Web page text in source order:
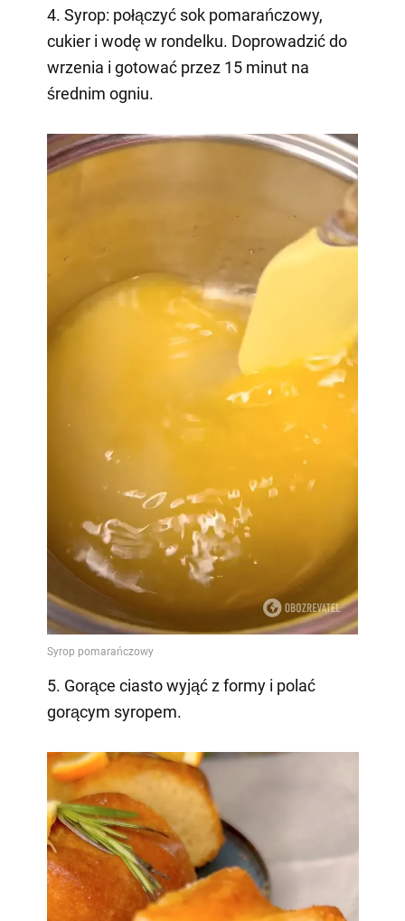
4. Syrop: połączyć sok pomarańczowy,
cukier i wodę w rondelku. Doprowadzić do
wrzenia i gotować przez 15 minut na
średnim ogniu.
5. Gorące ciasto wyjąć z formy i polać
gorącym syropem.